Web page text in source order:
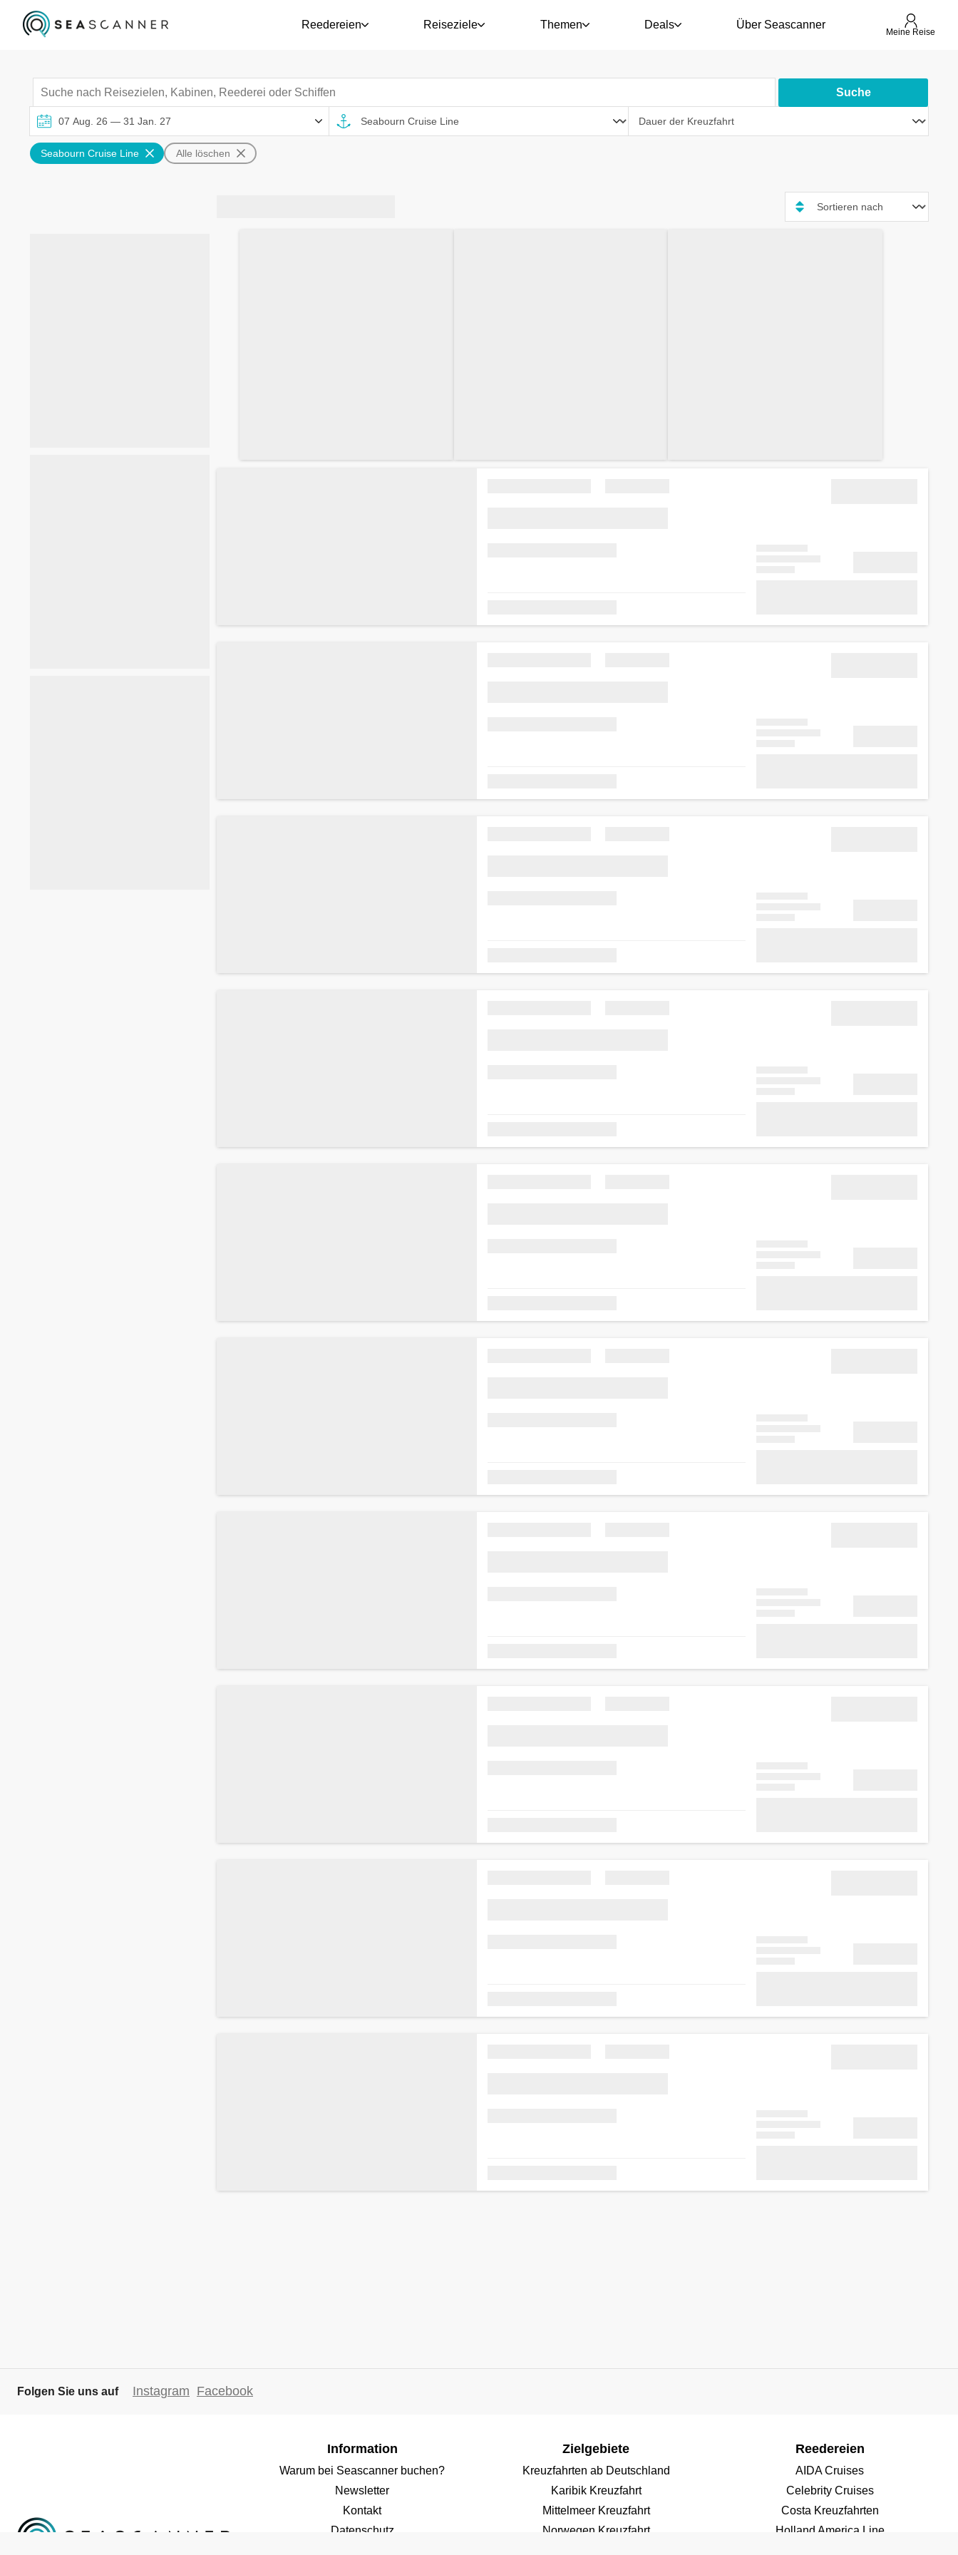
Reedereien Reiseziele Themen Deals Über Seascanner
Meine Reise
Suche
Seabourn Cruise Line Alle löschen
Folgen Sie uns auf Instagram Facebook
Information
Warum bei Seascanner buchen?
Newsletter
Kontakt
Datenschutz
Zielgebiete
Kreuzfahrten ab Deutschland
Karibik Kreuzfahrt
Mittelmeer Kreuzfahrt
Norwegen Kreuzfahrt
Reedereien
AIDA Cruises
Celebrity Cruises
Costa Kreuzfahrten
Holland America Line